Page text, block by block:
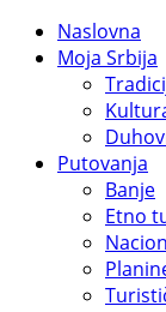
Naslovna
Moja Srbija
Putovanja
Banje
Etno